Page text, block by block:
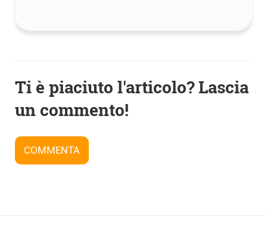
Navigazione
articoli
Ti è piaciuto l'articolo? Lascia
un commento!
COMMENTA